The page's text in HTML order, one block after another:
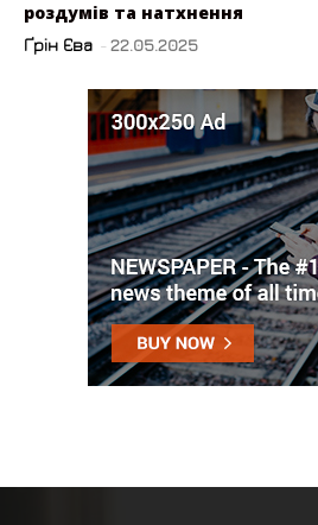
роздумів та натхнення
Ґрін Єва - 22.05.2025